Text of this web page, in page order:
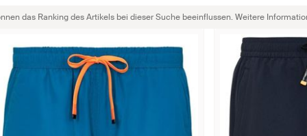
das Ranking des Artikels bei dieser Suche beeinflussen. Weitere